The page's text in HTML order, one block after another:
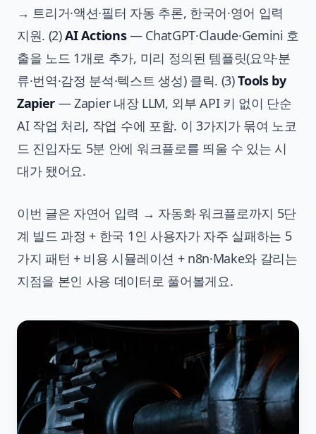
→ 트리거·액션·필터 자동 추론, 한국어·영어 입력
지원. (2)AI Actions— ChatGPT·Claude·Gemini 호
출을 노드 1개로 추가, 미리 정의된 템플릿(요약·분
류·번역·감정 분석·텍스트 생성) 클릭. (3)Tools by
Zapier — Zapier 내장 LLM, 외부 API 키 없이 단순
AI 작업 처리, 작업 수에 포함. 이 3가지가 묶여 노코
드 진입자도 5분 안에 워크플로를 띄울 수 있는 시
대가 됐어요.
이번 글은 자연어 입력 → 자동화 워크플로까지 5단
계 빌드 과정 + 한국 1인 사용자가 자주 실패하는 5
가지 패턴 + 비용 시뮬레이션 + n8n·Make와 갈리는
지점을 본인 사용 데이터로 풀어볼게요.